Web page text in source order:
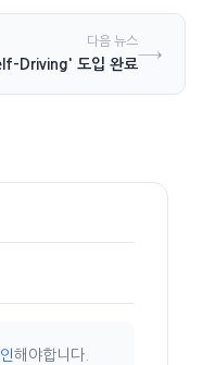
다음 뉴스
Driving' 도입 완료→
해야합니다.